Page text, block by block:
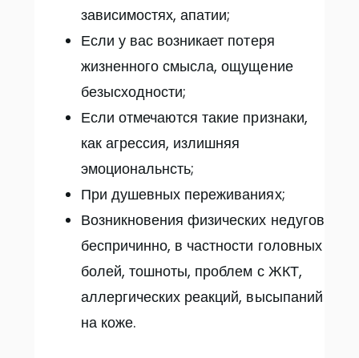
зависимостях, апатии;
Если у вас возникает потеря
жизненного смысла, ощущение
безысходности;
Если отмечаются такие признаки,
как агрессия, излишняя
эмоциональнсть;
При душевных переживаниях;
Возникновения физических недугов
беспричинно, в частности головных
болей, тошноты, проблем с ЖКТ,
аллергических реакций, высыпаний
на коже.